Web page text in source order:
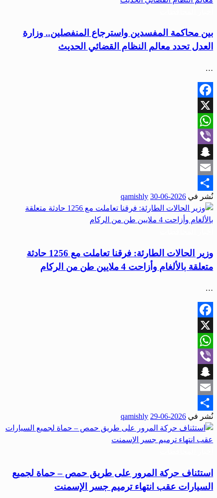
بين محاكمة المفسدين واسترجاع المنفصلين.. وزارة
العدل تحدد معالم النظام القضائي الحديث
…
Facebook
X
WhatsApp
Viber
Snapchat
Email
Share
نُشر في 2026-06-30
qamishly
وزير الحالات الطارئة: فرقنا تعاملت مع 1256 حادثة
متعلقة بالألغام وأزاحت 4 ملايين طن من الركام
…
Facebook
X
WhatsApp
Viber
Snapchat
Email
Share
نُشر في 2026-06-29
qamishly
استئناف حركة المرور على طريق حمص – حماة لجميع
السيارات عقب انتهاء ترميم جسر الإسمنت